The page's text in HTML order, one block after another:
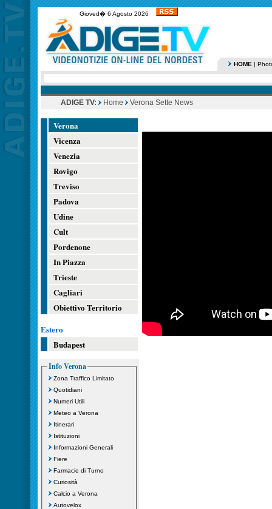
Gioved� 6 Agosto 2026
HOME |
ADIGE TV: Home Verona Sette News
Verona
Vicenza
Venezia
Rovigo
Treviso
Padova
Udine
Cult
Pordenone
In Piazza
Trieste
Cagliari
Obiettivo Territorio
Estero
Budapest
Info Verona
Zona Traffico Limitato
Quotidiani
Numeri Utili
Meteo a Verona
Itinerari
Istituzioni
Informazioni Generali
Fiere
Farmacie di Turno
Curiosità
Calcio a Verona
Autovelox